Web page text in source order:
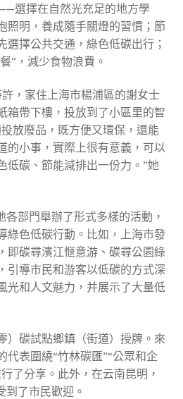
選擇在自然光充足的地方學
照明，養成隨手關燈的習慣；節
選擇公共交通，綠色低碳出行；
”，減少食物浪費。
，家住上海市楊浦區的謝女士
箱帶下樓，投放到了小區里的智
放廢品，既方便又環保，還能
的小事，實際上很有意義，可以
低碳、節能減排出一份力。”她
各部門舉辦了形式多樣的活動，
綠色低碳行動。比如，上海市發
即碳尋濱江愜意游、碳尋公園綠
引導市民和游客以低碳的方式深
光和人文魅力，并展示了大量低
）碳試點鄉鎮（街道）授牌。來
代表圍繞“竹林碳匯”“公眾和企
了分享。此外，在云南昆明，
到了市民歡迎。